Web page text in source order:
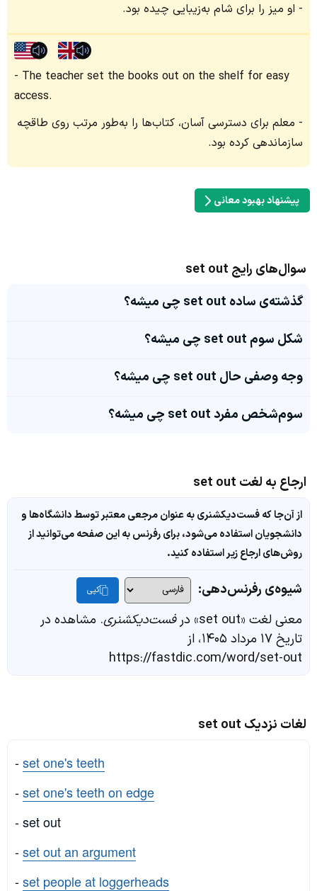
او میز را برای شام به‌زیبایی چیده بود.
The teacher set the books out on the shelf for easy
access.
معلم برای دسترسی آسان، کتاب‌ها را به‌طور مرتب روی طاقچه
سازماندهی کرده بود.
پیشنهاد بهبود معانی
سوال‌های رایج set out
گذشته‌ی ساده set out چی میشه؟
شکل سوم set out چی میشه؟
وجه وصفی حال set out چی میشه؟
سوم‌شخص مفرد set out چی میشه؟
ارجاع به لغت set out
از آن‌جا که فست‌دیکشنری به عنوان مرجعی معتبر توسط دانشگاه‌ها و
دانشجویان استفاده می‌شود، برای رفرنس به این صفحه می‌توانید از
روش‌های ارجاع زیر استفاده کنید.
شیوه‌ی رفرنس‌دهی: کپی
معنی لغت «set out» در فست‌دیکشنری. مشاهده در
تاریخ ۱۷ مرداد ۱۴۰۵، از
https://fastdic.com/word/set-out
لغات نزدیک set out
-set one's teeth
-set one's teeth on edge
- set out
-set out an argument
-set people at loggerheads